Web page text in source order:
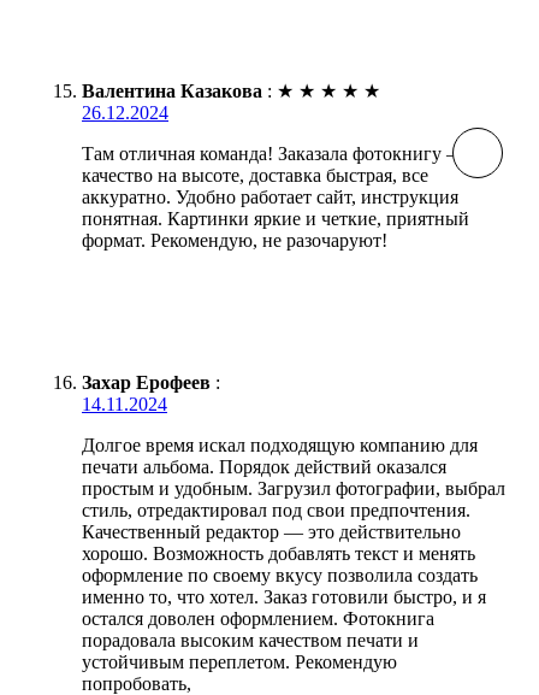
Валентина Казакова : ★ ★ ★ ★ ★
26.12.2024
Там отличная команда! Заказала фотокнигу —
качество на высоте, доставка быстрая, все
аккуратно. Удобно работает сайт, инструкция
понятная. Картинки яркие и четкие, приятный
формат. Рекомендую, не разочаруют!
Захар Ерофеев :
14.11.2024
Долгое время искал подходящую компанию для
печати альбома. Порядок действий оказался
простым и удобным. Загрузил фотографии, выбрал
стиль, отредактировал под свои предпочтения.
Качественный редактор — это действительно
хорошо. Возможность добавлять текст и менять
оформление по своему вкусу позволила создать
именно то, что хотел. Заказ готовили быстро, и я
остался доволен оформлением. Фотокнига
порадовала высоким качеством печати и
устойчивым переплетом. Рекомендую
попробовать,